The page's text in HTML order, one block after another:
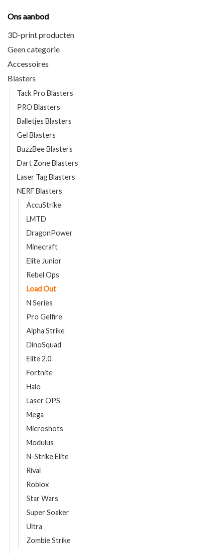
Ons aanbod
3D-print producten
Geen categorie
Accessoires
Blasters
Tack Pro Blasters
PRO Blasters
Balletjes Blasters
Gel Blasters
BuzzBee Blasters
Dart Zone Blasters
Laser Tag Blasters
NERF Blasters
AccuStrike
LMTD
DragonPower
Minecraft
Elite Junior
Rebel Ops
Load Out
N Series
Pro Gelfire
Alpha Strike
DinoSquad
Elite 2.0
Fortnite
Halo
Laser OPS
Mega
Microshots
Modulus
N-Strike Elite
Rival
Roblox
Star Wars
Super Soaker
Ultra
Zombie Strike